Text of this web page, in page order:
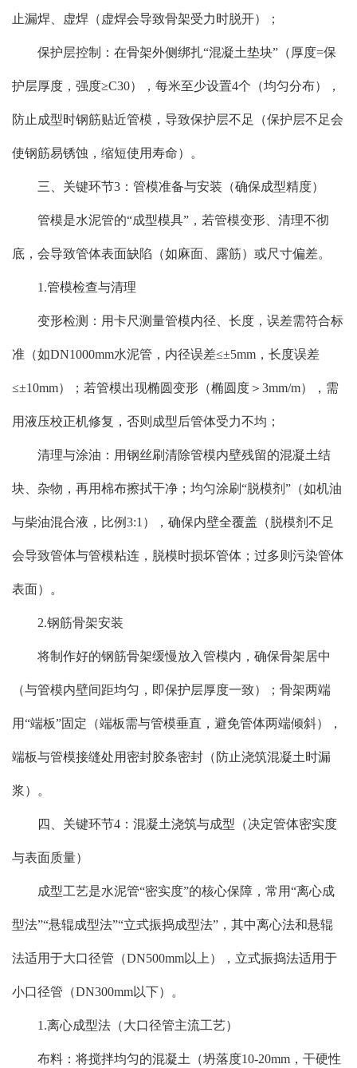
止漏焊、虚焊（虚焊会导致骨架受力时脱开）；
保护层控制：在骨架外侧绑扎“混凝土垫块”（厚度=保
护层厚度，强度≥C30），每米至少设置4个（均匀分布），
防止成型时钢筋贴近管模，导致保护层不足（保护层不足会
使钢筋易锈蚀，缩短使用寿命）。
三、关键环节3：管模准备与安装（确保成型精度）
管模是水泥管的“成型模具”，若管模变形、清理不彻
底，会导致管体表面缺陷（如麻面、露筋）或尺寸偏差。
1.管模检查与清理
变形检测：用卡尺测量管模内径、长度，误差需符合标
准（如DN1000mm水泥管，内径误差≤±5mm，长度误差
≤±10mm）；若管模出现椭圆变形（椭圆度＞3mm/m），需
用液压校正机修复，否则成型后管体受力不均；
清理与涂油：用钢丝刷清除管模内壁残留的混凝土结
块、杂物，再用棉布擦拭干净；均匀涂刷“脱模剂”（如机油
与柴油混合液，比例3:1），确保内壁全覆盖（脱模剂不足
会导致管体与管模粘连，脱模时损坏管体；过多则污染管体
表面）。
2.钢筋骨架安装
将制作好的钢筋骨架缓慢放入管模内，确保骨架居中
（与管模内壁间距均匀，即保护层厚度一致）；骨架两端
用“端板”固定（端板需与管模垂直，避免管体两端倾斜），
端板与管模接缝处用密封胶条密封（防止浇筑混凝土时漏
浆）。
四、关键环节4：混凝土浇筑与成型（决定管体密实度
与表面质量）
成型工艺是水泥管“密实度”的核心保障，常用“离心成
型法”“悬辊成型法”“立式振捣成型法”，其中离心法和悬辊
法适用于大口径管（DN500mm以上），立式振捣法适用于
小口径管（DN300mm以下）。
1.离心成型法（大口径管主流工艺）
布料：将搅拌均匀的混凝土（坍落度10-20mm，干硬性